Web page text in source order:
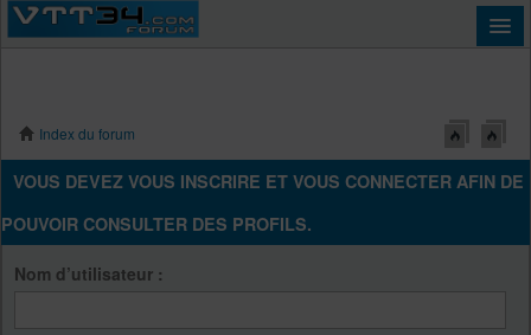
Index du forum
VOUS DEVEZ VOUS INSCRIRE ET VOUS CONNECTER AFIN DE
POUVOIR CONSULTER DES PROFILS.
Nom d’utilisateur :